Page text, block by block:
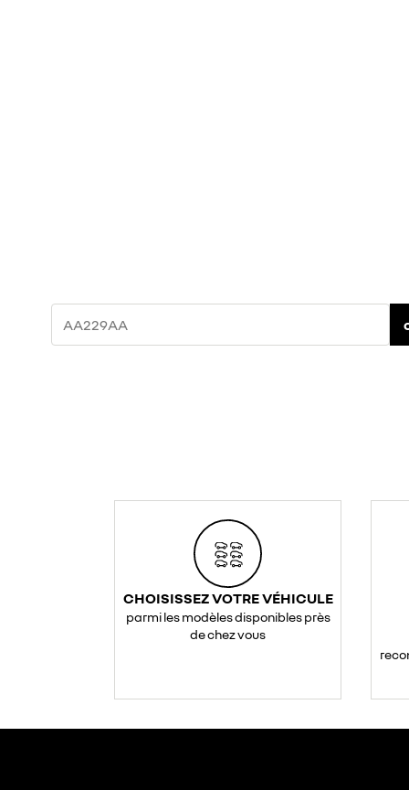
CHOISISSEZ VOTRE VÉHICULE
parmi les modèles disponibles près
de chez vous